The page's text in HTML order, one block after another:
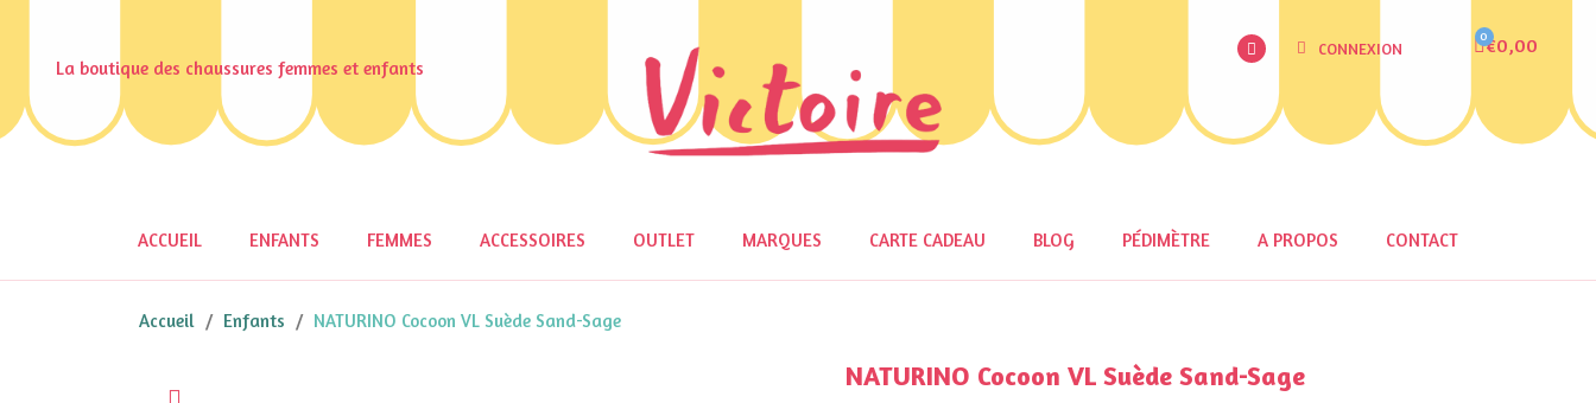
La boutique des chaussures femmes et enfants
CONNEXION €0,00
ACCUEIL ENFANTS FEMMES ACCESSOIRES OUTLET MARQUES CARTE CADEAU BLOG PÉDIMÈTRE A PROPOS CONTACT
Accueil Enfants NATURINO Cocoon VL Suède Sand-Sage
NATURINO Cocoon VL Suède Sand-Sage